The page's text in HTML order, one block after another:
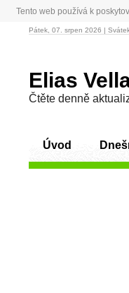
Tento web používá k
Pátek, 07. srpen 2026 |
Elias
Čtěte denně
Úvod